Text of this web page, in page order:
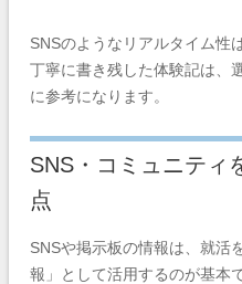
SNSのようなリアルタイム性
丁寧に書き残した体験記は、
に参考になります。
SNS・コミュニティ
点
SNSや掲示板の情報は、就活
報」として活用するのが基本